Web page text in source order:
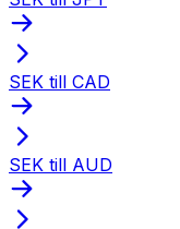
SEK till CAD
SEK till AUD